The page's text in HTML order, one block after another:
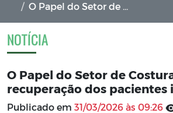
O Papel do Setor de Costura na recuperação dos pacientes internados
NOTÍCIA
O Papel do Setor de
recuperação dos pacientes
Publicado em 31/03/2026 às 09:26